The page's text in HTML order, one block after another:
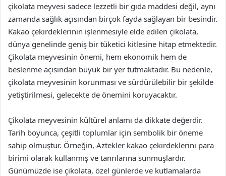
çikolata meyvesi sadece lezzetli bir gıda maddesi değil, aynı
zamanda sağlık açısından birçok fayda sağlayan bir besindir.
Kakao çekirdeklerinin işlenmesiyle elde edilen çikolata,
dünya genelinde geniş bir tüketici kitlesine hitap etmektedir.
Çikolata meyvesinin önemi, hem ekonomik hem de
beslenme açısından büyük bir yer tutmaktadır. Bu nedenle,
çikolata meyvesinin korunması ve sürdürülebilir bir şekilde
yetiştirilmesi, gelecekte de önemini koruyacaktır.
Çikolata meyvesinin kültürel anlamı da dikkate değerdir.
Tarih boyunca, çeşitli toplumlar için sembolik bir öneme
sahip olmuştur. Örneğin, Aztekler kakao çekirdeklerini para
birimi olarak kullanmış ve tanrılarına sunmuşlardır.
Günümüzde ise çikolata, özel günlerde ve kutlamalarda